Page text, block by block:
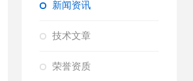
新闻资讯
技术文章
荣誉资质